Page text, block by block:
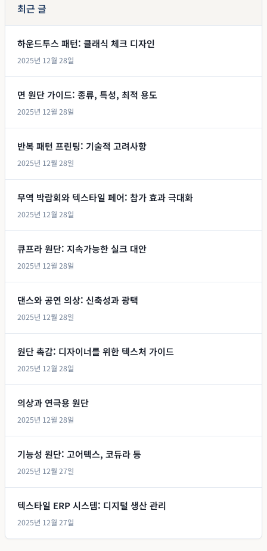
최근 글
하운드투스 패턴: 클래식 체크 디자인
2025년 12월 28일
면 원단 가이드: 종류, 특성, 최적 용도
2025년 12월 28일
반복 패턴 프린팅: 기술적 고려사항
2025년 12월 28일
무역 박람회와 텍스타일 페어: 참가 효과 극대화
2025년 12월 28일
큐프라 원단: 지속가능한 실크 대안
2025년 12월 28일
댄스와 공연 의상: 신축성과 광택
2025년 12월 28일
원단 촉감: 디자이너를 위한 텍스처 가이드
2025년 12월 28일
의상과 연극용 원단
2025년 12월 28일
기능성 원단: 고어텍스, 코듀라 등
2025년 12월 27일
텍스타일 ERP 시스템: 디지털 생산 관리
2025년 12월 27일